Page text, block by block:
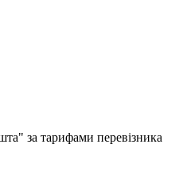
за тарифами перевізника